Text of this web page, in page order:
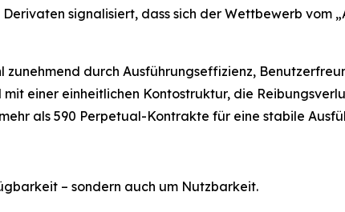
signalisiert, dass sich der Wettbewerb vom
durch Ausführungseffizienz,
einer einheitlichen Kontostruktur, die
als 590 Perpetual-Kontrakte für eine stabile
– sondern auch um Nutzbarkeit.